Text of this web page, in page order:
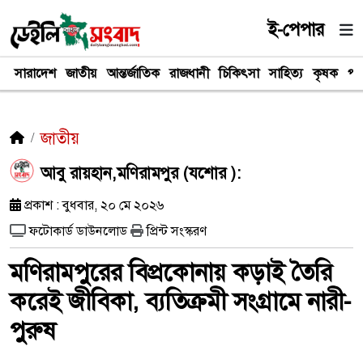
ই-পেপার
সারাদেশ জাতীয় আন্তর্জাতিক রাজধানী চিকিৎসা সাহিত্য কৃষক
জাতীয়
আবু রায়হান,মণিরামপুর (যশোর ):
প্রকাশ : বুধবার, ২০ মে ২০২৬
ফটোকার্ড ডাউনলোড
প্রিন্ট সংস্করণ
মণিরামপুরের বিপ্রকোনায় কড়াই তৈরি
করেই জীবিকা, ব্যতিক্রমী সংগ্রামে নারী-
পুরুষ